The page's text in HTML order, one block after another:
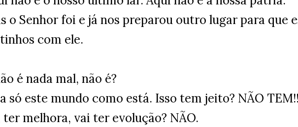
o Senhor foi e já nos preparou outro lugar para que
com ele.
é nada mal, não é?
só este mundo como está. Isso tem jeito? NÃO
ter melhora, vai ter evolução? NÃO.